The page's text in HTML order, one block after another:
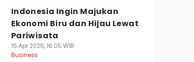
Indonesia Ingin Majukan
Ekonomi Biru dan Hijau Lewat
Pariwisata
15 Apr 2025, 16:05 WIB
Business